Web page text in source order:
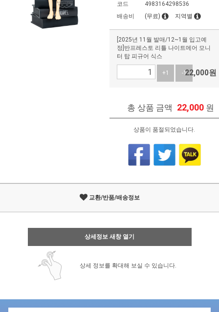
코드
4983164298536
배송비
(무료) 지역별
[2025년 11월 발매/12~1월 입고예
정]반프레스토 리틀 나이트메어 모니
터 탑 피규어 식스
+1 -122,000원
총 상품 금액 22,000 원
상품이 품절되었습니다.
교환/반품/배송정보
상세정보 새창 열기
상세 정보를 확대해 보실 수 있습니다.